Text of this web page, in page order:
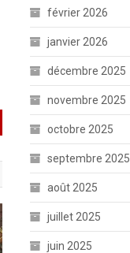
février 2026
janvier 2026
décembre 2025
novembre 2025
octobre 2025
septembre 2025
août 2025
juillet 2025
juin 2025